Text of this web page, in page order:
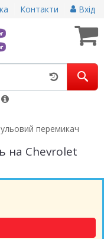
Контакти Вхід
перемикач
на Chevrolet